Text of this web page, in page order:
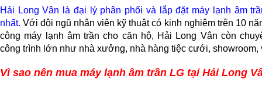
Hải Long Vân là đại lý phân phối và lắp đặt máy lạnh âm
nhất. Với đội ngũ nhân viên kỹ thuật có kinh nghiệm trên 10
công máy lạnh âm trần cho căn hộ, Hải Long Vân còn
công trình lớn như nhà xưởng, nhà hàng tiệc cưới,
Vì sao nên mua máy lạnh âm trần LG tại Hải Long